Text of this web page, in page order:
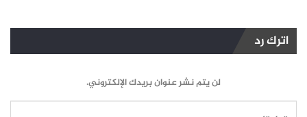
اترك رد
لن يتم نشر عنوان بريدك الإلكتروني.